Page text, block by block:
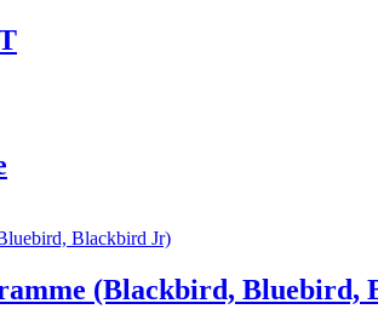
(Blackbird, Bluebird,